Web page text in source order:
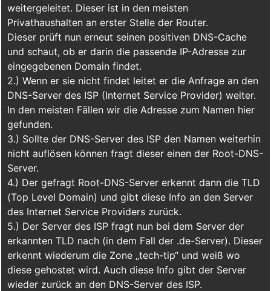
weitergeleitet. Dieser ist in den meisten
Privathaushalten an erster Stelle der Router.
Dieser prüft nun erneut seinen positiven DNS-Cache
und schaut, ob er darin die passende IP-Adresse zur
eingegebenen Domain findet.
2.) Wenn er sie nicht findet leitet er die Anfrage an den
DNS-Server des ISP (Internet Service Provider) weiter.
In den meisten Fällen wir die Adresse zum Namen hier
gefunden.
3.) Sollte der DNS-Server des ISP den Namen weiterhin
nicht auflösen können fragt dieser einen der Root-DNS-
Server.
4.) Der gefragt Root-DNS-Server erkennt dann die TLD
(Top Level Domain) und gibt diese Info an den Server
des Internet Service Providers zurück.
5.) Der Server des ISP fragt nun bei dem Server der
erkannten TLD nach (in dem Fall der .de-Server). Dieser
erkennt wiederum die Zone „tech-tip“ und weiß wo
diese gehostet wird. Auch diese Info gibt der Server
wieder zurück an den DNS-Server des ISP.